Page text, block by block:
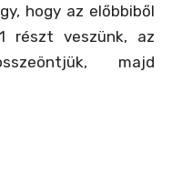
hogy az előbbiből
részt veszünk, az
majd